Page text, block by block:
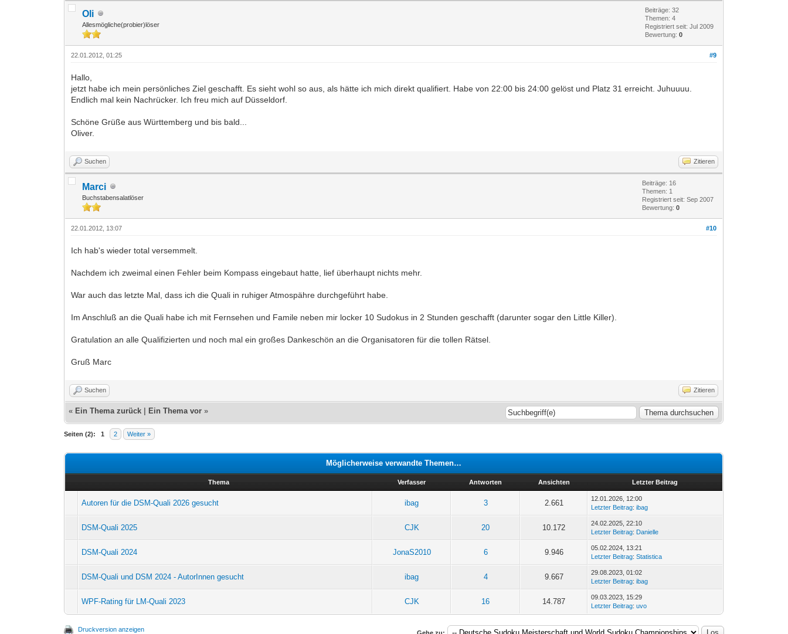
Oli
Allesmögliche(probier)löser
Beiträge: 32
Themen: 4
Registriert seit: Jul 2009
Bewertung:0
#9
22.01.2012, 01:25
Hallo,
jetzt habe ich mein persönliches Ziel geschafft. Es sieht wohl so aus, als hätte ich mich direkt qualifiert. Habe von 22:00 bis 24:00 gelöst und Platz 31 erreicht. Juhuuuu.
Endlich mal kein Nachrücker. Ich freu mich auf Düsseldorf.
Schöne Grüße aus Württemberg und bis bald...
Oliver.
Suchen Zitieren
Marci
Buchstabensalatlöser
Beiträge: 16
Themen: 1
Registriert seit: Sep 2007
Bewertung:0
#10
22.01.2012, 13:07
Ich hab's wieder total versemmelt.
Nachdem ich zweimal einen Fehler beim Kompass eingebaut hatte, lief überhaupt nichts mehr.
War auch das letzte Mal, dass ich die Quali in ruhiger Atmospähre durchgeführt habe.
Im Anschluß an die Quali habe ich mit Fernsehen und Famile neben mir locker 10 Sudokus in 2 Stunden geschafft (darunter sogar den Little Killer).
Gratulation an alle Qualifizierten und noch mal ein großes Dankeschön an die Organisatoren für die tollen Rätsel.
Gruß Marc
Suchen Zitieren
« Ein Thema zurück Ein Thema vor »
Seiten (2): 1 2 Weiter »
Möglicherweise verwandte Themen…
Thema Verfasser Antworten Ansichten Letzter Beitrag
Autoren für die DSM-Quali 2026 gesucht ibag 3 2.661
12.01.2026, 12:00
Letzter Beitrag:ibag
DSM-Quali 2025 CJK 20 10.172
24.02.2025, 22:10
Letzter Beitrag: Danielle
DSM-Quali 2024 JonaS2010 6 9.946
05.02.2024, 13:21
Letzter Beitrag:Statistica
DSM-Quali und DSM 2024 - AutorInnen gesucht ibag 4 9.667
29.08.2023, 01:02
Letzter Beitrag:ibag
WPF-Rating für LM-Quali 2023 CJK 16 14.787
09.03.2023, 15:29
Letzter Beitrag:uvo
Druckversion anzeigen